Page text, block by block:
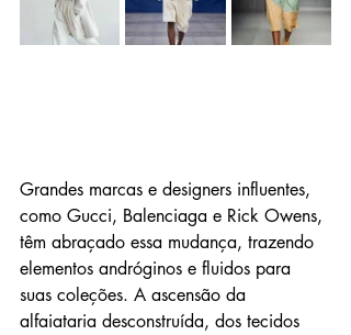
Grandes marcas e designers influentes,
como Gucci, Balenciaga e Rick Owens,
têm abraçado essa mudança, trazendo
elementos andróginos e fluidos para
suas coleções. A ascensão da
alfaiataria desconstruída, dos tecidos